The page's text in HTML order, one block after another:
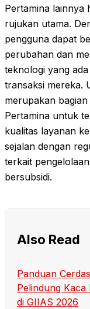
Pertamina lainnya
rujukan utama.
pengguna dapat
perubahan dan
teknologi yang
transaksi mereka.
merupakan
Pertamina untuk
kualitas layanan
sejalan dengan
terkait
bersubsidi.
Also Read
Panduan
Pelindung Kaca
di GIIAS 2026